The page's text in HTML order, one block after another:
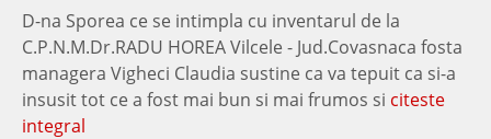
D-na Sporea ce se intimpla cu inventarul de la
C.P.N.M.Dr.RADU HOREA Vilcele - Jud.Covasnaca fosta
managera Vigheci Claudia sustine ca va tepuit ca si-a
insusit tot ce a fost mai bun si mai frumos si citeste
integral